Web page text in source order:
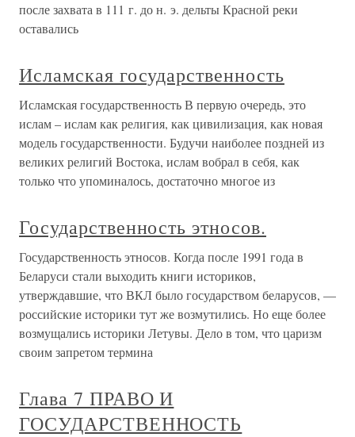
после захвата в 111 г. до н. э. дельты Красной реки
оставались
Исламская государственность
Исламская государственность В первую очередь, это
ислам – ислам как религия, как цивилизация, как новая
модель государственности. Будучи наиболее поздней из
великих религий Востока, ислам вобрал в себя, как
только что упоминалось, достаточно многое из
Государственность этносов.
Государственность этносов. Когда после 1991 года в
Беларуси стали выходить книги историков,
утверждавшие, что ВКЛ было государством беларусов, —
российские историки тут же возмутились. Но еще более
возмущались историки Летувы. Дело в том, что царизм
своим запретом термина
Глава 7 ПРАВО И
ГОСУДАРСТВЕННОСТЬ